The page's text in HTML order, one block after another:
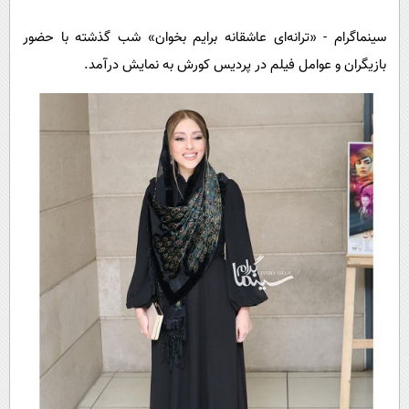
فناوری
گوناگون
حوادث
محیط زیست
سلامت
فرهنگی
بین الملل
اجتماعی
سیاست خارجی
روانشناسی
آشپزی
سینماگرام - «ترانه‌ای عاشقانه برایم بخوان» شب گذشته با حضور
بازیگران و عوامل فیلم در پردیس کورش به نمایش درآمد.